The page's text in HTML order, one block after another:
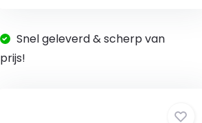
Snel geleverd & scherp van
prijs!